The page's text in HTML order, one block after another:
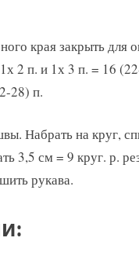
края закрыть для
2 п. и 1х 3 п. = 16
28) п.
Набрать на круг,
3,5 см = 9 круг. р.
рукава.